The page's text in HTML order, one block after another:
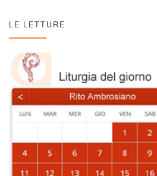
LE LETTURE